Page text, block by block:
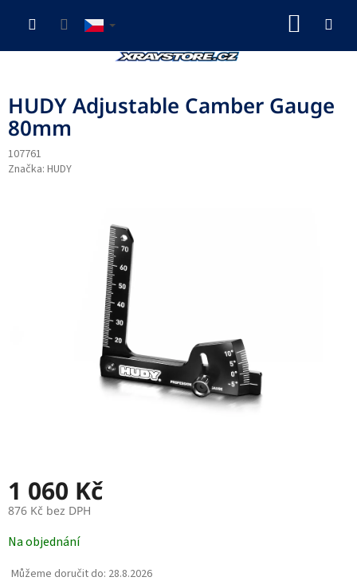
HUDY Adjustable Camber Gauge
80mm
107761
Značka: HUDY
1 060 Kč
876 Kč bez DPH
cena:
Na objednání
Můžeme doručit do: 28.8.2026